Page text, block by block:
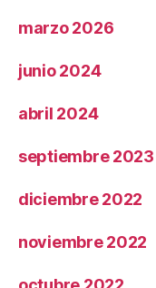
marzo 2026
junio 2024
abril 2024
septiembre 2023
diciembre 2022
noviembre 2022